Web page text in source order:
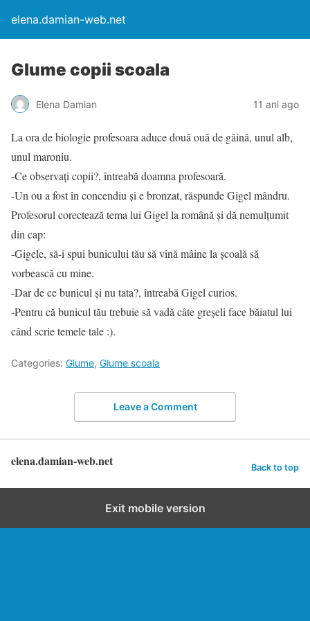
elena.damian-web.net
Glume copii scoala
Elena Damian 11 ani ago
La ora de biologie profesoara aduce două ouă de găină, unul alb,
unul maroniu.
-Ce observați copii?, întreabă doamna profesoară.
-Un ou a fost în concendiu și e bronzat, răspunde Gigel mândru.
Profesorul corectează tema lui Gigel la română și dă nemulțumit
din cap:
-Gigele, să-i spui bunicului tău să vină mâine la școală să
vorbească cu mine.
-Dar de ce bunicul și nu tata?, întreabă Gigel curios.
-Pentru că bunicul tău trebuie să vadă câte greșeli face băiatul lui
când scrie temele tale :).
Categories: Glume, Glume scoala
Leave a Comment
elena.damian-web.net Back to top
Exit mobile version